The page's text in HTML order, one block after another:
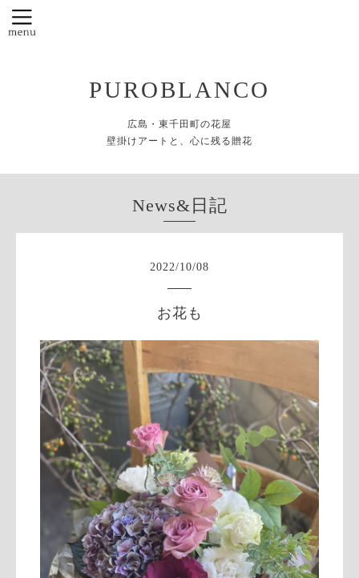
PUROBLANCO
広島・東千田町の花屋
壁掛けアートと、心に残る贈花
News&日記
2022/10/08
お花も